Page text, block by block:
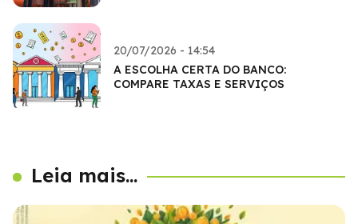
20/07/2026 - 14:54
A ESCOLHA CERTA DO BANCO:
COMPARE TAXAS E SERVIÇOS
Leia mais...